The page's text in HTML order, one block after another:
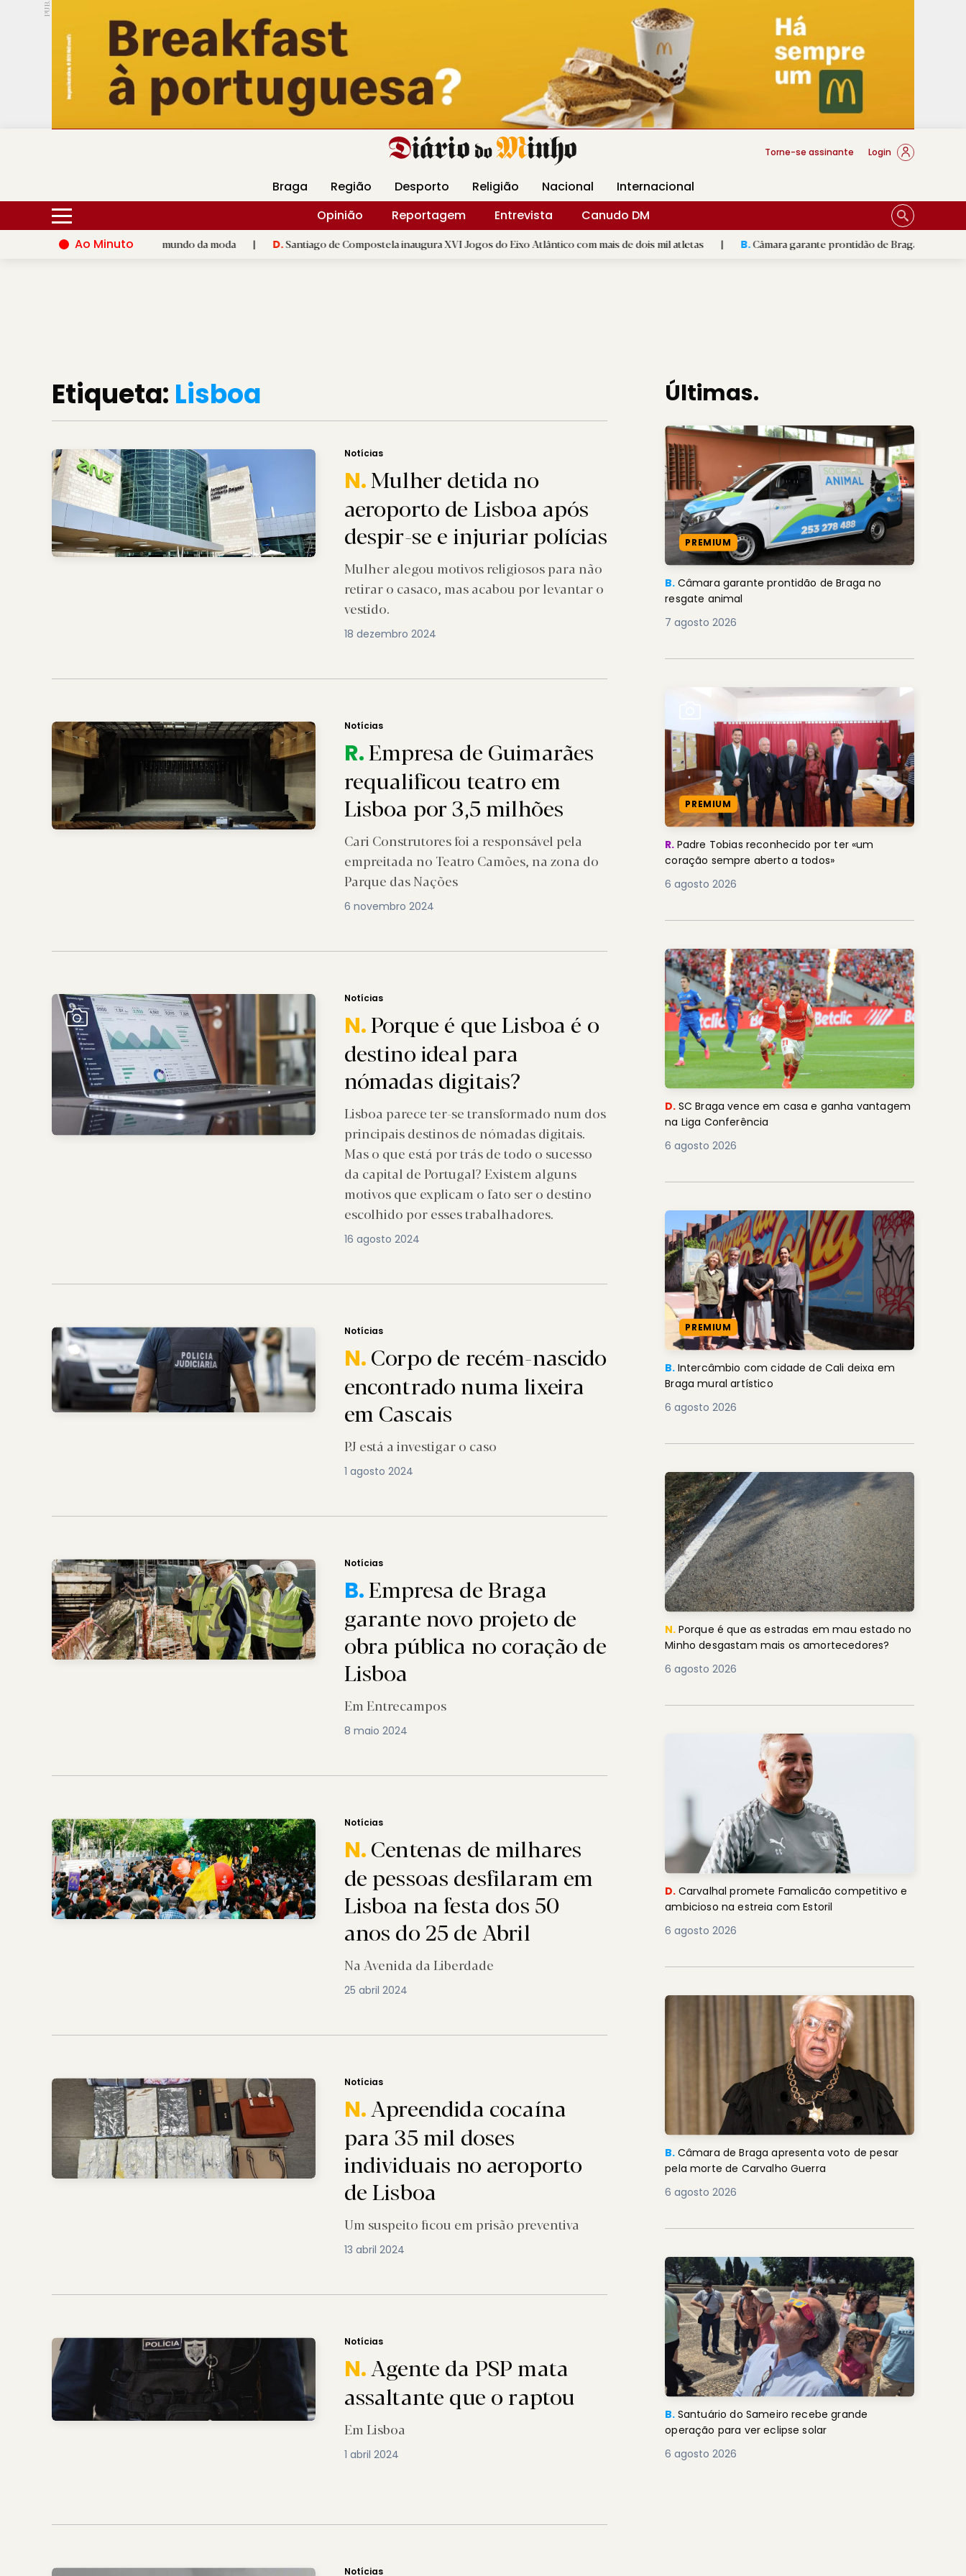
PUB.
Hoje 15ºC 30ºC DMtv Revista Minha Gráfica DM Livraria DM Arquidiocese Braga
Torne-se assinante Login
Braga Região Desporto Religião Nacional
Internacional
Opinião
Reportagem Entrevista
Canudo DM
Ao Minuto
e à inovação do mundo da moda | D.Santiago de Compostela inaugura XVI Jogos do Eixo Atlântico com mais de dois mil atletas | B.Câmara garante prontidão de Braga no resgate animal
Etiqueta: Lisboa
Notícias
N.Mulher detida no
aeroporto de Lisboa após
despir-se e injuriar polícias
Mulher alegou motivos religiosos para não
retirar o casaco, mas acabou por levantar o
vestido.
18 dezembro 2024
Notícias
R.Empresa de Guimarães
requalificou teatro em
Lisboa por 3,5 milhões
Cari Construtores foi a responsável pela
empreitada no Teatro Camões, na zona do
Parque das Nações
6 novembro 2024
Notícias
N.Porque é que Lisboa é o
destino ideal para
nómadas digitais?
Lisboa parece ter-se transformado num dos
principais destinos de nómadas digitais.
Mas o que está por trás de todo o sucesso
da capital de Portugal? Existem alguns
motivos que explicam o fato ser o destino
escolhido por esses trabalhadores.
16 agosto 2024
Notícias
N.Corpo de recém-nascido
encontrado numa lixeira
em Cascais
PJ está a investigar o caso
1 agosto 2024
Notícias
B.Empresa de Braga
garante novo projeto de
obra pública no coração de
Lisboa
Em Entrecampos
8 maio 2024
Notícias
N.Centenas de milhares
de pessoas desfilaram em
Lisboa na festa dos 50
anos do 25 de Abril
Na Avenida da Liberdade
25 abril 2024
Notícias
N.Apreendida cocaína
para 35 mil doses
individuais no aeroporto
de Lisboa
Um suspeito ficou em prisão preventiva
13 abril 2024
Notícias
N.Agente da PSP mata
assaltante que o raptou
Em Lisboa
1 abril 2024
Notícias
Últimas.
PREMIUM
B. Câmara garante prontidão de Braga no
resgate animal
7 agosto 2026
PREMIUM
R. Padre Tobias reconhecido por ter «um
coração sempre aberto a todos»
6 agosto 2026
D. SC Braga vence em casa e ganha vantagem
na Liga Conferência
6 agosto 2026
PREMIUM
B. Intercâmbio com cidade de Cali deixa em
Braga mural artístico
6 agosto 2026
N. Porque é que as estradas em mau estado no
Minho desgastam mais os amortecedores?
6 agosto 2026
D. Carvalhal promete Famalicão competitivo e
ambicioso na estreia com Estoril
6 agosto 2026
B. Câmara de Braga apresenta voto de pesar
pela morte de Carvalho Guerra
6 agosto 2026
B. Santuário do Sameiro recebe grande
operação para ver eclipse solar
6 agosto 2026